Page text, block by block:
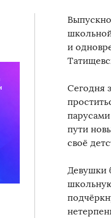
и
Сегодня
пути
своё
Девушки